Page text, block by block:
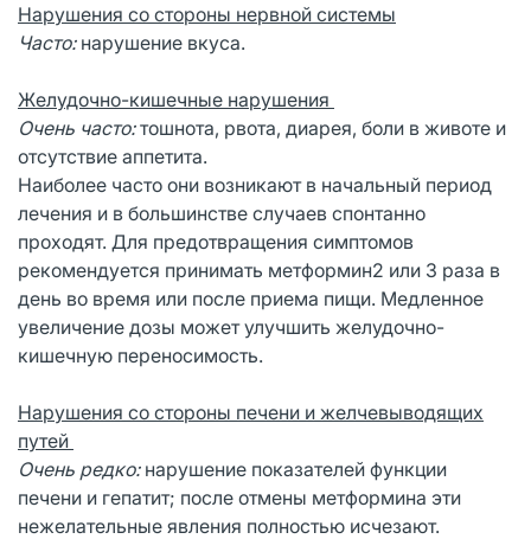
Нарушения со стороны нервной системы
Часто:нарушение вкуса.
Желудочно-кишечные нарушения
Очень часто:тошнота, рвота, диарея, боли в животе и
отсутствие аппетита.
Наиболее часто они возникают в начальный период
лечения и в большинстве случаев спонтанно
проходят. Для предотвращения симптомов
рекомендуется принимать метформин2 или 3 раза в
день во время или после приема пищи. Медленное
увеличение дозы может улучшить желудочно-
кишечную переносимость.
Нарушения со стороны печени и желчевыводящих
путей
Очень редко:нарушение показателей функции
печени и гепатит; после отмены метформина эти
нежелательные явления полностью исчезают.